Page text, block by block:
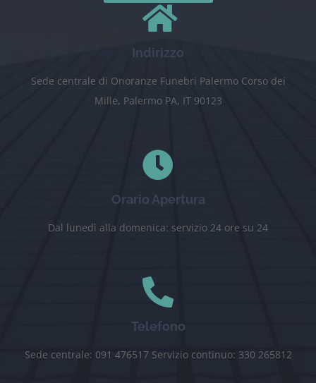
Indirizzo
Sede centrale di Onoranze Funebri Palermo Corso dei
Mille, Palermo PA, IT 90123
Orario Apertura
Dal lunedì alla domenica: servizio 24 ore su 24
Telefono
Sede centrale: 091 476517 Servizio continuo: 330 265812